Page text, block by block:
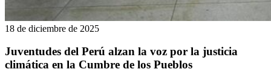
18 de diciembre de 2025
Juventudes del Perú alzan la voz por la justicia
climática en la Cumbre de los Pueblos